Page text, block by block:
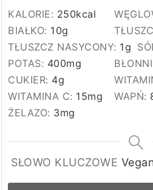
KALORIE: 250kcal
BIAŁKO: 10g
TŁUSZCZ NASYCONY: 1g
POTAS: 400mg
CUKIER: 4g
WITAMINA C: 15mg WAPŃ:
ŻELAZO: 3mg
SŁOWO KLUCZOWE